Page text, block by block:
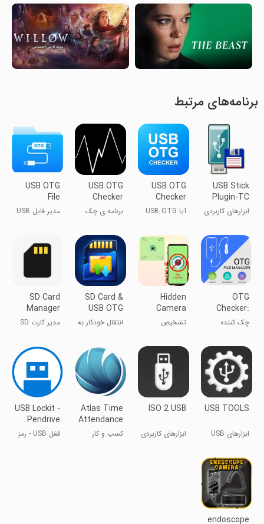
برنامه‌های مرتبط
USB Stick
Plugin-TC
(TRIAL)
ابزارهای کاربردی
USB OTG
Checker
Compatible
آیا USB OTG
USB OTG
Checker
برنامه ی چک
USB OTG
File
Managerمدیر فایل USB
OTG
Checker:
USB OTG
Connector
چک کننده
USB OTG
Hidden
Camera
Detector
تشخیص
SD Card &
USB OTG
File
Manager
انتقال خودکار به
SD Card
Manager
For Android
مدیر کارت SD
USB TOOLS
ابزارهای USB
کردن...etc)
ISO 2 USB
ابزارهای کاربردی
Atlas Time
Attendance
کسب و کار
USB Lockit -
Pendrive
Password
قفل USB - رمز
endoscope